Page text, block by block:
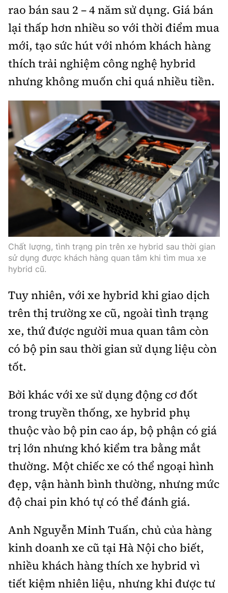
Tư vấn
Xe máy
Cơ quan chủ quản: Bộ Xây dựng
Trưởng ban Ô tô - Xe máy:
Nguyễn Tiến Mạnh
Giấy phép số: 03/GP-BC, cấp ngày 22/4/2025
Chuyên trang của Báo Xây dựng
Tòa soạn: Số 2 Nguyễn Công Hoan, phường Giảng Võ,
Hà Nội.
Hotline: 0967 376 459;
Liên hệ quảng cáo phát hành: 0915.057.282
Email:bandoc@baoxaydung.vn
rao bán sau 2 – 4 năm sử dụng. Giá bán
lại thấp hơn nhiều so với thời điểm mua
mới, tạo sức hút với nhóm khách hàng
thích trải nghiệm công nghệ hybrid
nhưng không muốn chi quá nhiều tiền.
Chất lượng, tình trạng pin trên xe hybrid sau thời gian
sử dụng được khách hàng quan tâm khi tìm mua xe
hybrid cũ.
Tuy nhiên, với xe hybrid khi giao dịch
trên thị trường xe cũ, ngoài tình trạng
xe, thứ được người mua quan tâm còn
có bộ pin sau thời gian sử dụng liệu còn
tốt.
Bởi khác với xe sử dụng động cơ đốt
trong truyền thống, xe hybrid phụ
thuộc vào bộ pin cao áp, bộ phận có giá
trị lớn nhưng khó kiểm tra bằng mắt
thường. Một chiếc xe có thể ngoại hình
đẹp, vận hành bình thường, nhưng mức
độ chai pin khó tự có thể đánh giá.
Anh Nguyễn Minh Tuấn, chủ của hàng
kinh doanh xe cũ tại Hà Nội cho biết,
nhiều khách hàng thích xe hybrid vì
tiết kiệm nhiên liệu, nhưng khi được tư